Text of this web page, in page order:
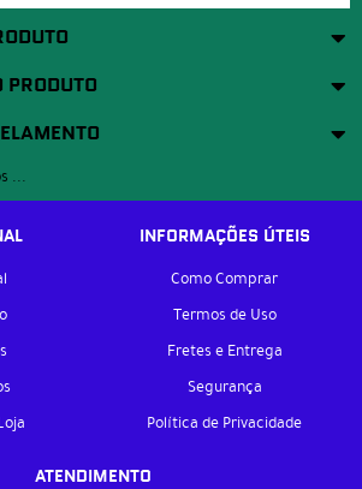
PRODUTO
...
INFORMAÇÕES ÚTEIS
Como Comprar
Termos de Uso
Fretes e Entrega
Segurança
Política de Privacidade
ATENDIMENTO